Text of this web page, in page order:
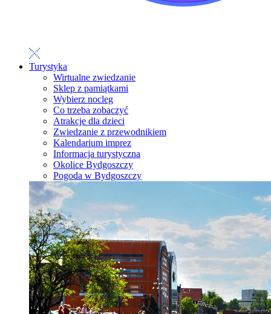
Turystyka
Wirtualne zwiedzanie
Sklep z pamiątkami
Wybierz nocleg
Co trzeba zobaczyć
Atrakcje dla dzieci
Zwiedzanie z przewodnikiem
Kalendarium imprez
Informacja turystyczna
Okolice Bydgoszczy
Pogoda w Bydgoszczy